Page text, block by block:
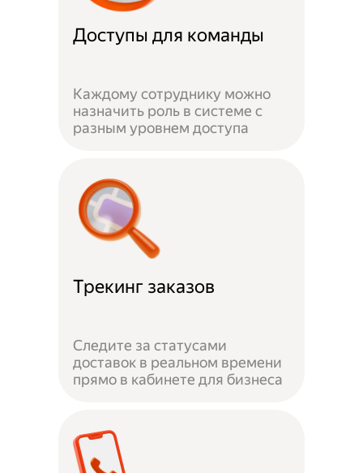
Доступы для команды
Каждому сотруднику можно
назначить роль в системе с
разным уровнем доступа
Трекинг заказов
Следите за статусами
доставок в реальном времени
прямо в кабинете для бизнеса